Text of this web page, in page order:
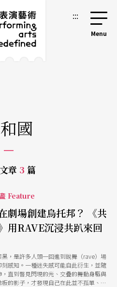
:::
國
章 3 篇
Feature
劇場創建烏托邦？ 《共
用RAVE沉浸共趴來回
黑，是許多人頭一回進到銳舞（rave）場
刻感知。一種迷失感可能自此衍生，並隨
，直到瞥見閃現的光、交疊的舞動身驅與
板的影子，才發現自己在此並不孤單、絕